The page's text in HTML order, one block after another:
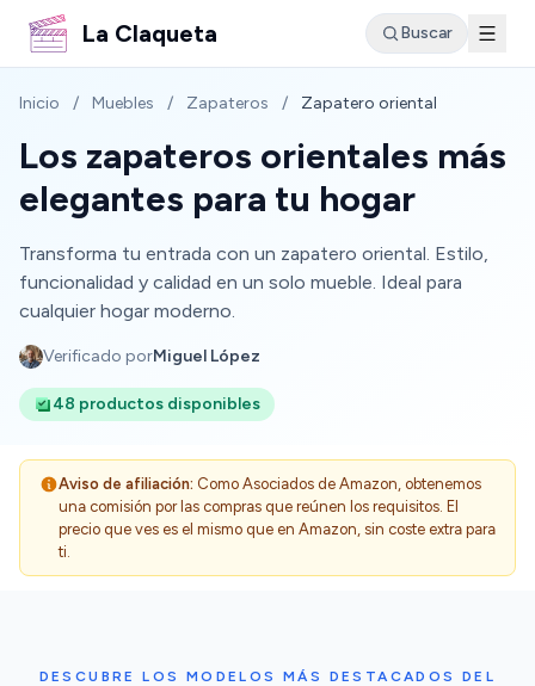
La Claqueta Buscar
Inicio / Muebles / Zapateros / Zapatero oriental
Los zapateros orientales más
elegantes para tu hogar
Transforma tu entrada con un zapatero oriental. Estilo,
funcionalidad y calidad en un solo mueble. Ideal para
cualquier hogar moderno.
Verificado porMiguel López
48 productos disponibles
Aviso de afiliación: Como Asociados de Amazon, obtenemos
una comisión por las compras que reúnen los requisitos. El
precio que ves es el mismo que en Amazon, sin coste extra para
ti.
DESCUBRE LOS MODELOS MÁS DESTACADOS DEL